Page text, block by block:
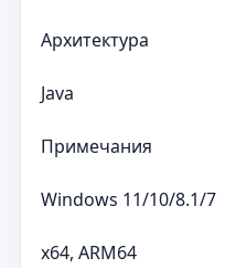
Архитектура
Java
Примечания
Windows 11/10/8.1/7
x64, ARM64